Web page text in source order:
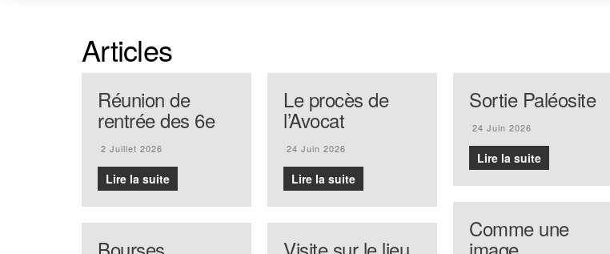
Articles
Réunion de
rentrée des 6e
2 Juillet 2026
Lire la suite
Le procès de
l’Avocat
24 Juin 2026
Lire la suite
Sortie Paléosite
24 Juin 2026
Lire la suite
Comme une